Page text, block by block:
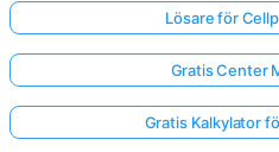
Lösare för
Gratis Center
Gratis Kalkylator